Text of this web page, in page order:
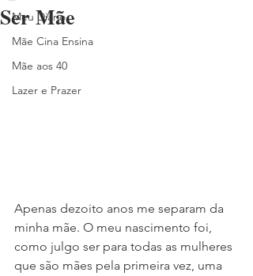
Meu Diário
Mãe Cina Ensina
Mãe aos 40
Lazer e Prazer
Ser Mãe
Apenas dezoito anos me separam da
minha mãe. O meu nascimento foi,
como julgo ser para todas as mulheres
que são mães pela primeira vez, uma